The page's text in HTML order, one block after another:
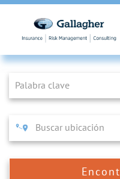
Job Search Page